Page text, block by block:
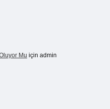
Mu için admin